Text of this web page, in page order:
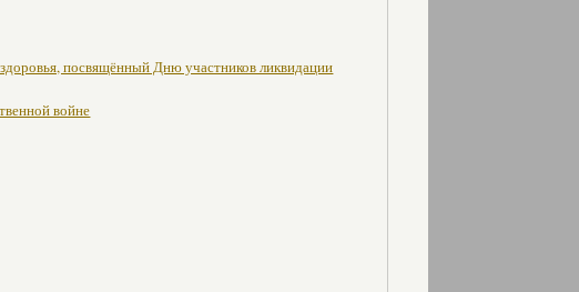
посвящённый Дню участников ликвидации
войне